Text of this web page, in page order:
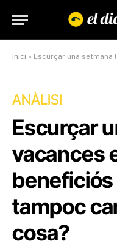
Inici » Escurçar una setmana les vacances
ANÀLISI
Escurçar
vacances
beneficiós
tampoc
cosa?